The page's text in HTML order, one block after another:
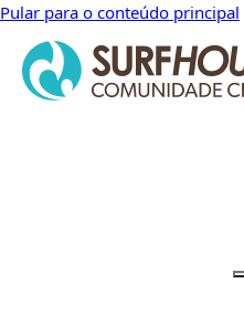
Pular para o conteúdo principal